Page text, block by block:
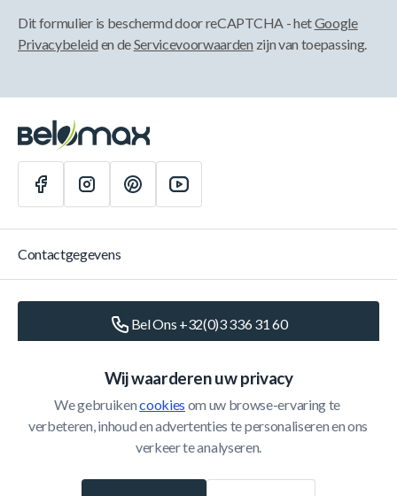
Wij waarderen uw privacy
We gebruiken cookies om uw browse-ervaring te
verbeteren, inhoud en advertenties te personaliseren en ons
verkeer te analyseren.
Dit formulier is beschermd door reCAPTCHA - hetGoogle
Privacybeleid en deServicevoorwaarden zijn van toepassing.
Categorieën
Contactgegevens
Bel Ons +32(0)3 336 31 60
Schrijf Ons info@belomax.com
Routebeschrijving naar de Belomax